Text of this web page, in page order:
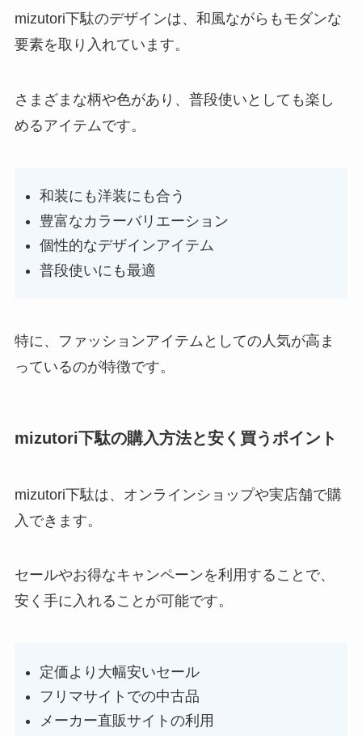
mizutori下駄のデザインは、和風ながらもモダンな
要素を取り入れています。
さまざまな柄や色があり、普段使いとしても楽し
めるアイテムです。
和装にも洋装にも合う
豊富なカラーバリエーション
個性的なデザインアイテム
普段使いにも最適
特に、ファッションアイテムとしての人気が高ま
っているのが特徴です。
mizutori下駄の購入方法と安く買うポイント
mizutori下駄は、オンラインショップや実店舗で購
入できます。
セールやお得なキャンペーンを利用することで、
安く手に入れることが可能です。
定価より大幅安いセール
フリマサイトでの中古品
メーカー直販サイトの利用